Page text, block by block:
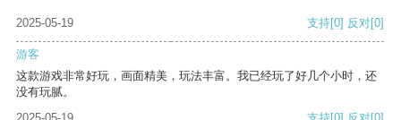
2025-05-19 支持[0] 反对[0]
游客
这款游戏非常好玩，画面精美，玩法丰富。我已经玩了好几个小时，还
没有玩腻。